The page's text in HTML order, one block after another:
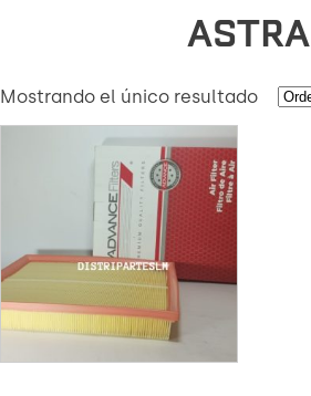
ASTRA
Mostrando el único resultado